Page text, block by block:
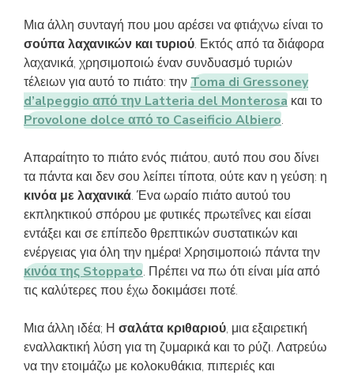
Μια άλλη συνταγή που μου αρέσει να φτιάχνω είναι το
σούπα λαχανικών και τυριού. Εκτός από τα διάφορα
λαχανικά, χρησιμοποιώ έναν συνδυασμό τυριών
τέλειων για αυτό το πιάτο: τηνToma di Gressoney
d’alpeggio από την Latteria del Monterosa και το
Provolone dolce από το Caseificio Albiero.
Απαραίτητο το πιάτο ενός πιάτου, αυτό που σου δίνει
τα πάντα και δεν σου λείπει τίποτα, ούτε καν η γεύση: η
κινόα με λαχανικά. Ένα ωραίο πιάτο αυτού του
εκπληκτικού σπόρου με φυτικές πρωτεΐνες και είσαι
εντάξει και σε επίπεδο θρεπτικών συστατικών και
ενέργειας για όλη την ημέρα! Χρησιμοποιώ πάντα την
κινόα της Stoppato. Πρέπει να πω ότι είναι μία από
τις καλύτερες που έχω δοκιμάσει ποτέ.
Μια άλλη ιδέα; Η σαλάτα κριθαριού, μια εξαιρετική
εναλλακτική λύση για τη ζυμαρικά και το ρύζι. Λατρεύω
να την ετοιμάζω με κολοκυθάκια, πιπεριές και